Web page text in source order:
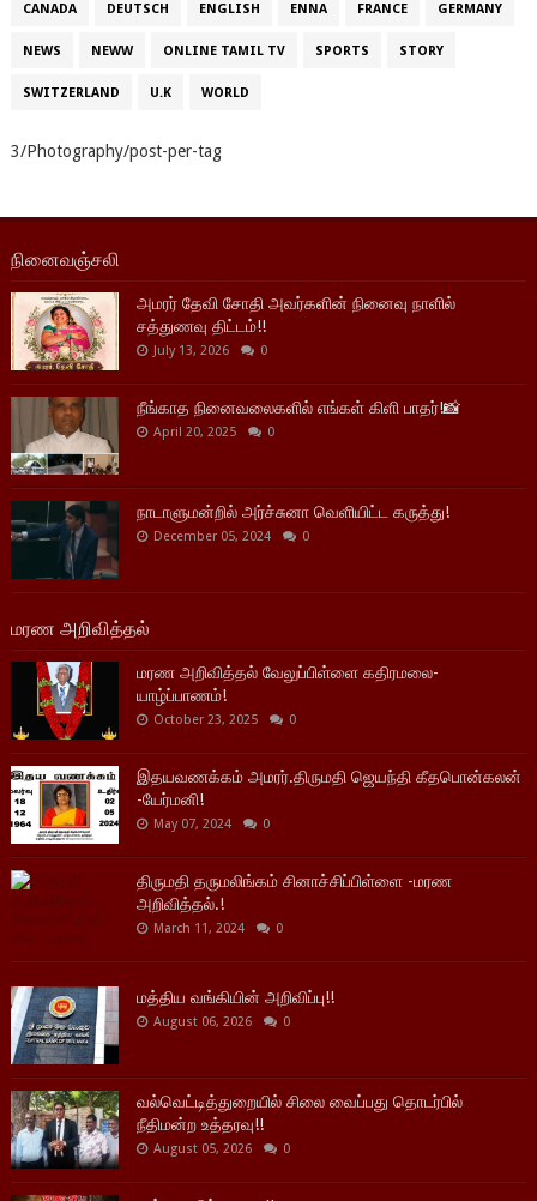
CANADA DEUTSCH ENGLISH ENNA FRANCE GERMANY
NEWS NEWW ONLINE TAMIL TV SPORTS STORY
SWITZERLAND U.K WORLD
3/Photography/post-per-tag
நினைவஞ்சலி
அமரர் தேவி சோதி அவர்களின் நினைவு நாளில்
சத்துணவு திட்டம்!!
July 13, 2026 0
நீங்காத நினைவலைகளில் எங்கள் கிளி பாதர்!📸
April 20, 2025 0
நாடாளுமன்றில் அர்ச்சுனா வெளியிட்ட கருத்து!
December 05, 2024 0
மரண அறிவித்தல்
மரண அறிவித்தல் வேலுப்பிள்ளை கதிரமலை-
யாழ்ப்பாணம்!
October 23, 2025 0
இதயவணக்கம் அமரர்.திருமதி ஜெயந்தி கீதபொன்கலன்
-யேர்மனி!
May 07, 2024 0
திருமதி தருமலிங்கம் சினாச்சிப்பிள்ளை -மரண
அறிவித்தல்.!
March 11, 2024 0
மத்திய வங்கியின் அறிவிப்பு!!
August 06, 2026 0
வல்வெட்டித்துறையில் சிலை வைப்பது தொடர்பில்
நீதிமன்ற உத்தரவு!!
August 05, 2026 0